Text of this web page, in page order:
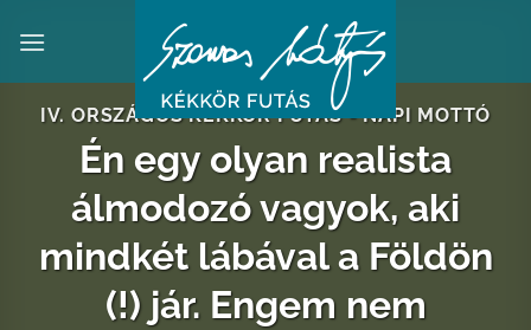
IV. ORSZÁGOS KÉKKÖR FUTÁS - NAPI MOTTÓ
Én egy olyan realista
álmodozó vagyok, aki
mindkét lábával a Földön
(!) jár. Engem nem